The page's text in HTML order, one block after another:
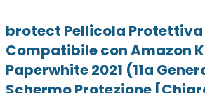
brotect Pellicola
Compatibile con Amazon
Paperwhite 2021 (11a